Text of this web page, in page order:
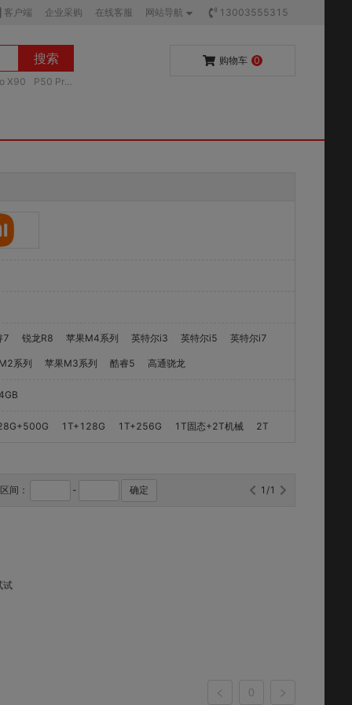
客户端 企业采购 在线客服 网站导航 13003555315
搜索
X90 P50 Pr
购物车 0
7 锐龙R8 苹果M4系列 英特尔i3 英特尔i5 英特尔i7
系列 苹果M3系列 酷睿5 高通骁龙
1T+128G 1T+256G 1T固态+2T机械 2T
间： - 确定 1/1
试
0